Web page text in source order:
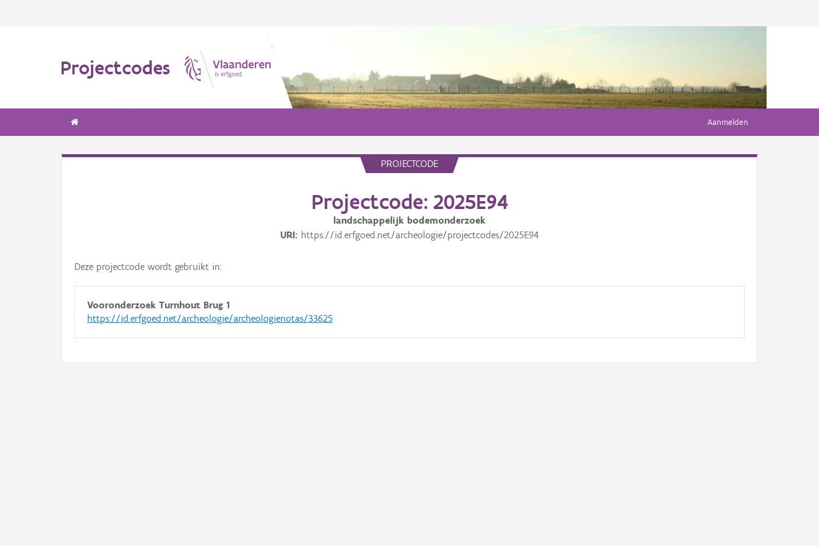
Projectcodes
Aanmelden
PROJECTCODE
Projectcode: 2025E94
landschappelijk bodemonderzoek
URI https://id.erfgoed.net/archeologie/projectcodes/2025E94
Deze projectcode wordt gebruikt in:
Vooronderzoek Turnhout Brug 1
https://id.erfgoed.net/archeologie/archeologienotas/33625